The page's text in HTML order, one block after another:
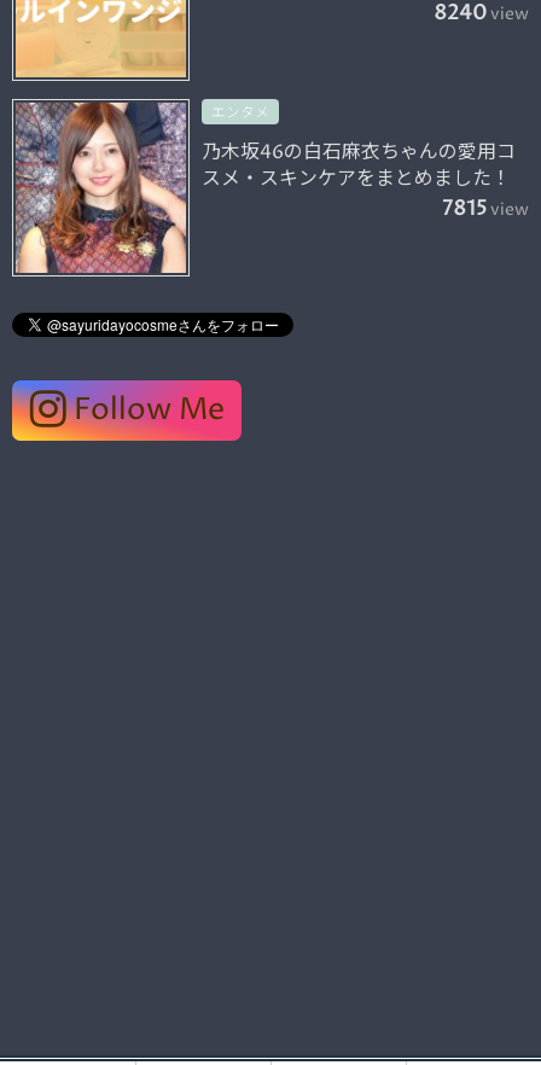
8240view
エンタメ
乃木坂46の白石麻衣ちゃんの愛用コ
スメ・スキンケアをまとめました！
7815view
Follow Me